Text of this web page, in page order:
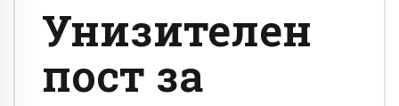
Унизителен
пост за